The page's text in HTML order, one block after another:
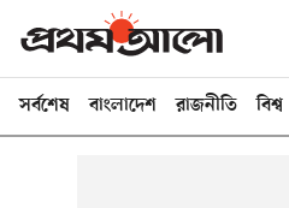
সর্বশেষ বাংলাদেশ রাজনীতি বিশ্ব